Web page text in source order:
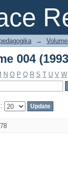
004
→
004
N O P Q R S T U V W